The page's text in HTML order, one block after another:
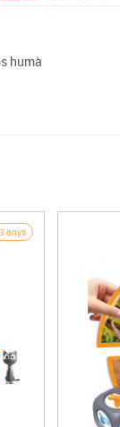
humà
anys